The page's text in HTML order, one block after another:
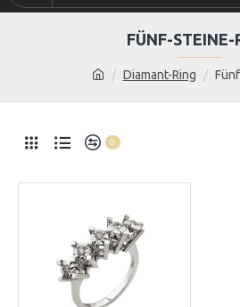
Diamant-Ring
FÜNF-STEINE-
0